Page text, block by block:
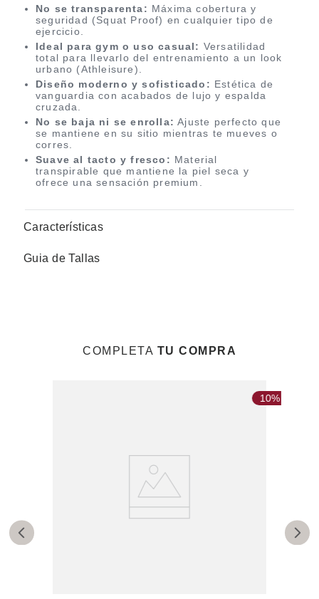
No se transparenta: Máxima cobertura y
seguridad (Squat Proof) en cualquier tipo de
ejercicio.
Ideal para gym o uso casual: Versatilidad
total para llevarlo del entrenamiento a un look
urbano (Athleisure).
Diseño moderno y sofisticado: Estética de
vanguardia con acabados de lujo y espalda
cruzada.
No se baja ni se enrolla: Ajuste perfecto que
se mantiene en su sitio mientras te mueves o
corres.
Suave al tacto y fresco: Material
transpirable que mantiene la piel seca y
ofrece una sensación premium.
Características
Guia de Tallas
COMPLETA TU COMPRA
10%